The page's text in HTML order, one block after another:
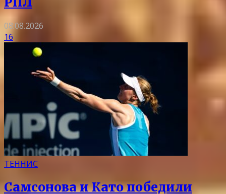
08.08.2026
16
ТЕННИС
Самсонова и Като победили